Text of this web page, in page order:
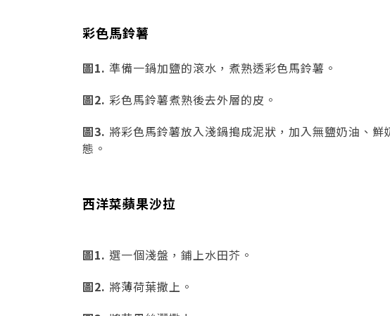
彩色馬鈴薯
圖1. 準備一鍋加鹽的滾水，煮熟透彩色馬鈴薯。
圖2. 彩色馬鈴薯煮熟後去外層的皮。
圖3. 將彩色馬鈴薯放入淺鍋搗成泥狀，加入無鹽奶油、鮮
態。
西洋菜蘋果沙拉
圖1. 選一個淺盤，鋪上水田芥。
圖2. 將薄荷葉撒上。